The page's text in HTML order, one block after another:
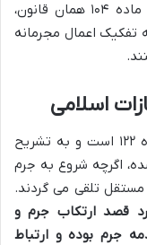
به ویژه ماده ۱۲۳ قانون مجازات اسلامی و ماده ۱۰۴ همان قانون،
تفکیک اعمال مجرمانه
ماده ۱۲۳ قانون مجازات اسلامی مکمل ماده ۱۲۲ است و به تشریح
اگرچه شروع به جرم
تلقی می گردند.
– مجرد قصد ارتکاب جرم و
جرم بوده و ارتباط